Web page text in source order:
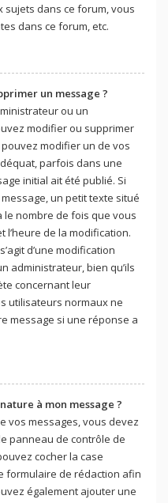
dans ce forum, vous
dans ce forum, etc.
un message ?
ou un
modifier ou supprimer
modifier un de vos
parfois dans une
initial ait été publié. Si
un petit texte situé
nombre de fois que vous
l’heure de la modification.
d’une modification
administrateur, bien qu’ils
concernant leur
utilisateurs normaux ne
message si une réponse a
à mon message ?
vos messages, vous devez
panneau de contrôle de
cocher la case
formulaire de rédaction afin
également ajouter une